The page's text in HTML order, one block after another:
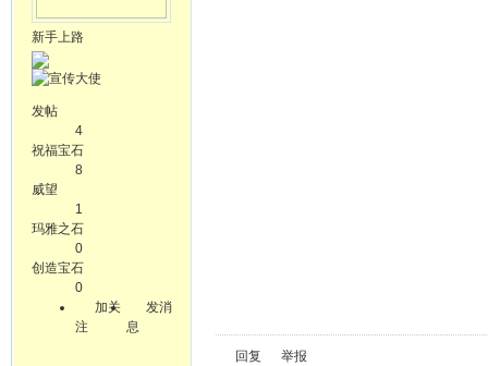
新手上路
发帖
4
祝福宝石
8
威望
1
玛雅之石
0
创造宝石
0
加关
注
发消
息
回复 举报